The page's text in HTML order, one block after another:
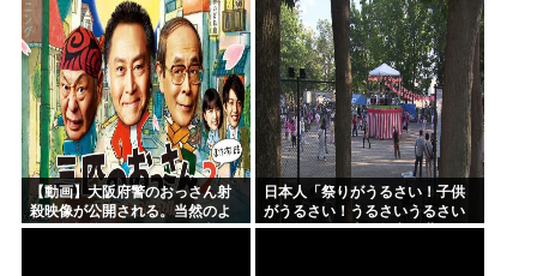
後初の4番 小園は6番
【動画】大阪府警のおっさん射
殺映像が公開される。当然のよ
うに無抵抗だったことが発覚
日本人「祭りがうるさい！子供
がうるさい！うるさいうるさい
うるさい！日本を無音の世界に